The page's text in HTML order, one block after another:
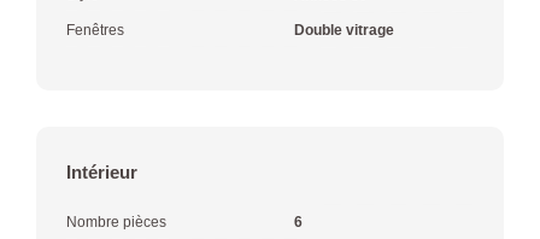
Fenêtres Double vitrage
Intérieur
Nombre pièces 6